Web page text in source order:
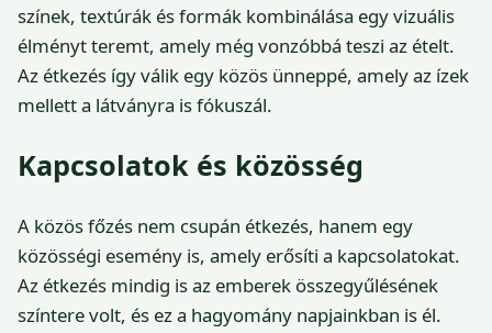
színek, textúrák és formák kombinálása egy vizuális
élményt teremt, amely még vonzóbbá teszi az ételt.
Az étkezés így válik egy közös ünneppé, amely az ízek
mellett a látványra is fókuszál.
Kapcsolatok és közösség
A közös főzés nem csupán étkezés, hanem egy
közösségi esemény is, amely erősíti a kapcsolatokat.
Az étkezés mindig is az emberek összegyűlésének
színtere volt, és ez a hagyomány napjainkban is él.